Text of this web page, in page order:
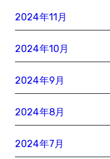
2024年11月
2024年10月
2024年9月
2024年8月
2024年7月